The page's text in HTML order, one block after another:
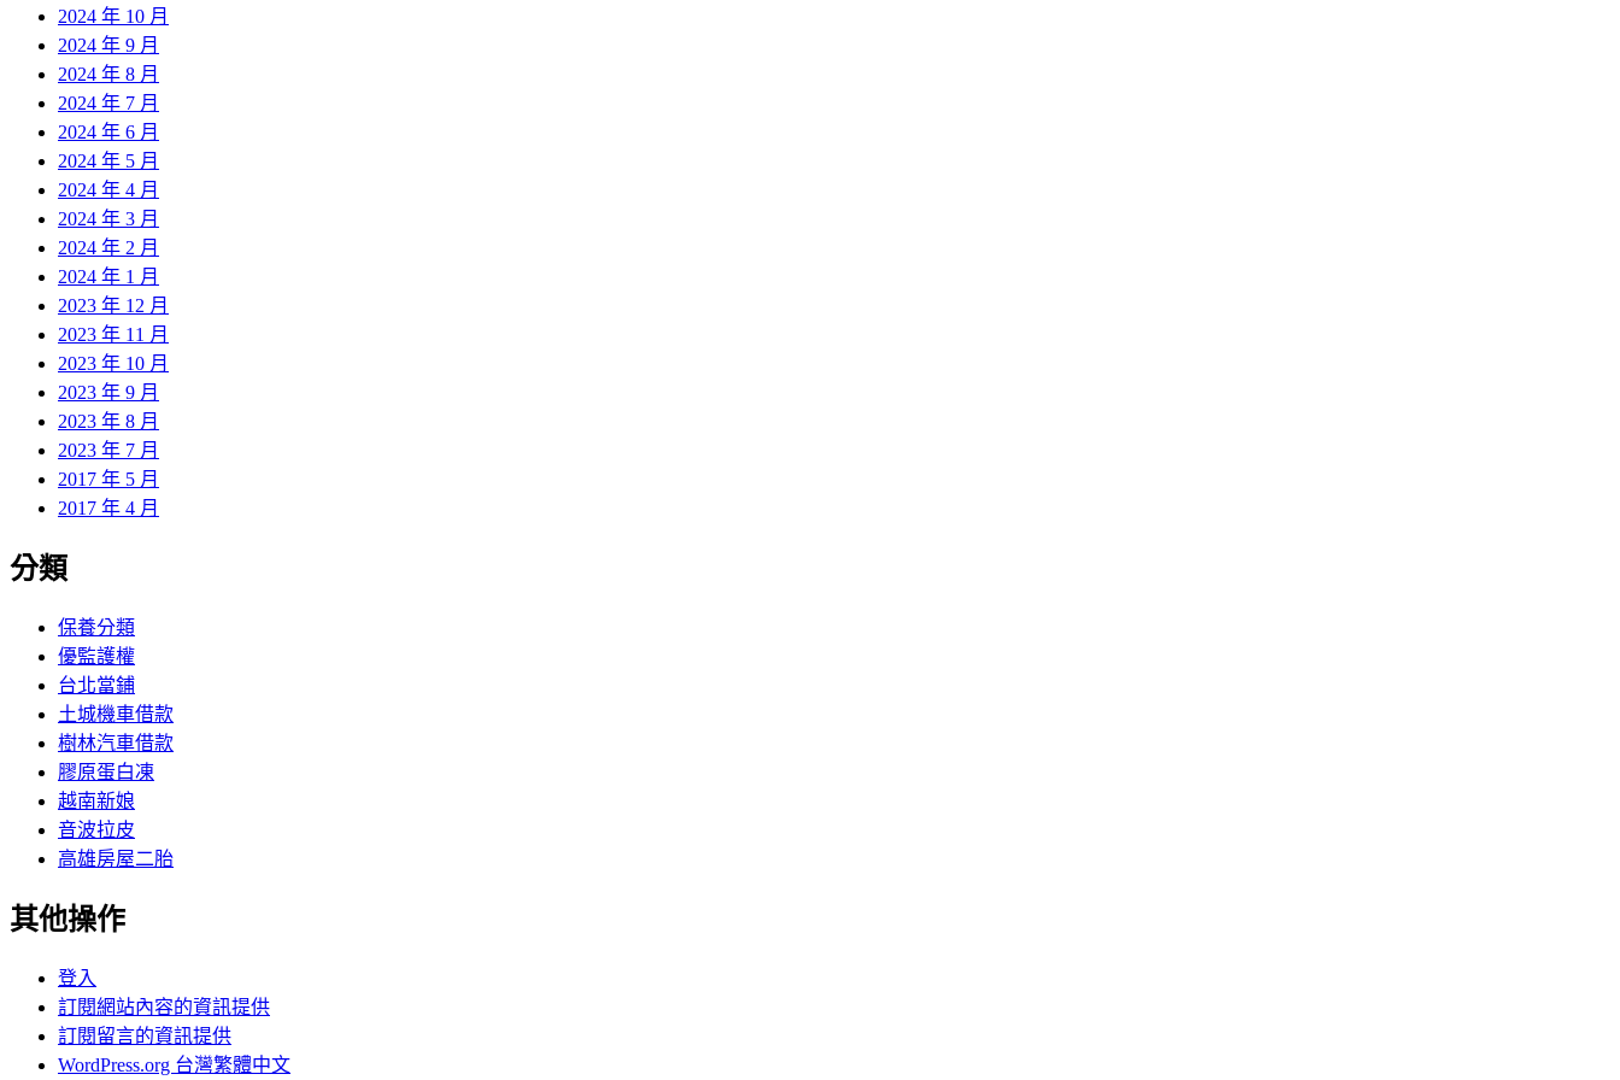
2024 年 10 月
2024 年 9 月
2024 年 8 月
2024 年 7 月
2024 年 6 月
2024 年 5 月
2024 年 4 月
2024 年 3 月
2024 年 2 月
2024 年 1 月
2023 年 12 月
2023 年 11 月
2023 年 10 月
2023 年 9 月
2023 年 8 月
2023 年 7 月
2017 年 5 月
2017 年 4 月
分類
保養分類
優監護權
台北當鋪
土城機車借款
樹林汽車借款
膠原蛋白凍
越南新娘
音波拉皮
高雄房屋二胎
其他操作
登入
訂閱網站內容的資訊提供
訂閱留言的資訊提供
WordPress.org 台灣繁體中文